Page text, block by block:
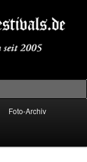
Foto-Archiv